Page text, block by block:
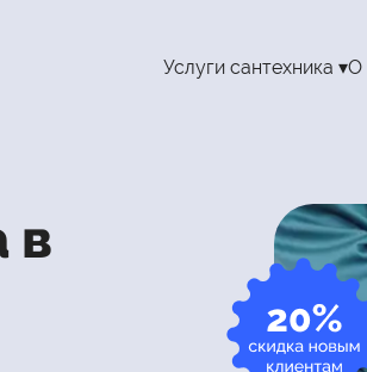
Услуги сантехника ▾О
в